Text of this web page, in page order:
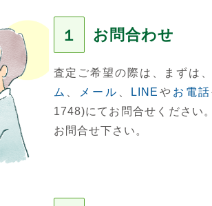
１ お問合わせ
査定ご希望の際は、まずは、
ム
メール LINE や お電話
1748)にてお問合せください
お問合せ下さい。